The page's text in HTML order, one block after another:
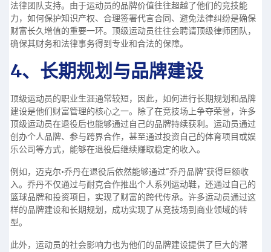
法律团队支持。由于运动员的品牌价值往往超越了他们的竞技能
力，如何保护知识产权、合理签署代言合同、避免法律纠纷是确保
财富长久增值的重要一环。顶级运动员往往会聘请顶级律师团队，
确保其财务和法律事务得到专业和合法的保障。
4、长期规划与品牌建设
顶级运动员的职业生涯通常较短，因此，如何进行长期规划和品牌
建设是他们财富管理的核心之一。除了在竞技场上争夺荣誉，许多
顶级运动员在退役后也能够通过自己的品牌持续获利。运动员通过
创办个人品牌、参与跨界合作，甚至通过投资自己的体育项目或娱
乐公司等方式，能够在退役后继续赚取稳定的收入。
例如，迈克尔·乔丹在退役后依然能够通过“乔丹品牌”获得巨额收
入。乔丹不仅通过与耐克合作推出个人系列运动鞋，还通过自己的
篮球品牌和投资项目，实现了财富的跨代传承。许多运动员通过这
样的品牌建设和长期规划，成功实现了从竞技场到商业领域的转
型。
此外，运动员的社会影响力也为他们的品牌建设提供了巨大的潜